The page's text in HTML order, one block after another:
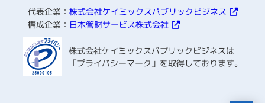
代表企業： 株式会社ケイミックスパブリックビジネス
構成企業： 日本管財サービス株式会社
株式会社ケイミックスパブリックビジネスは
「プライバシーマーク」を取得しております。